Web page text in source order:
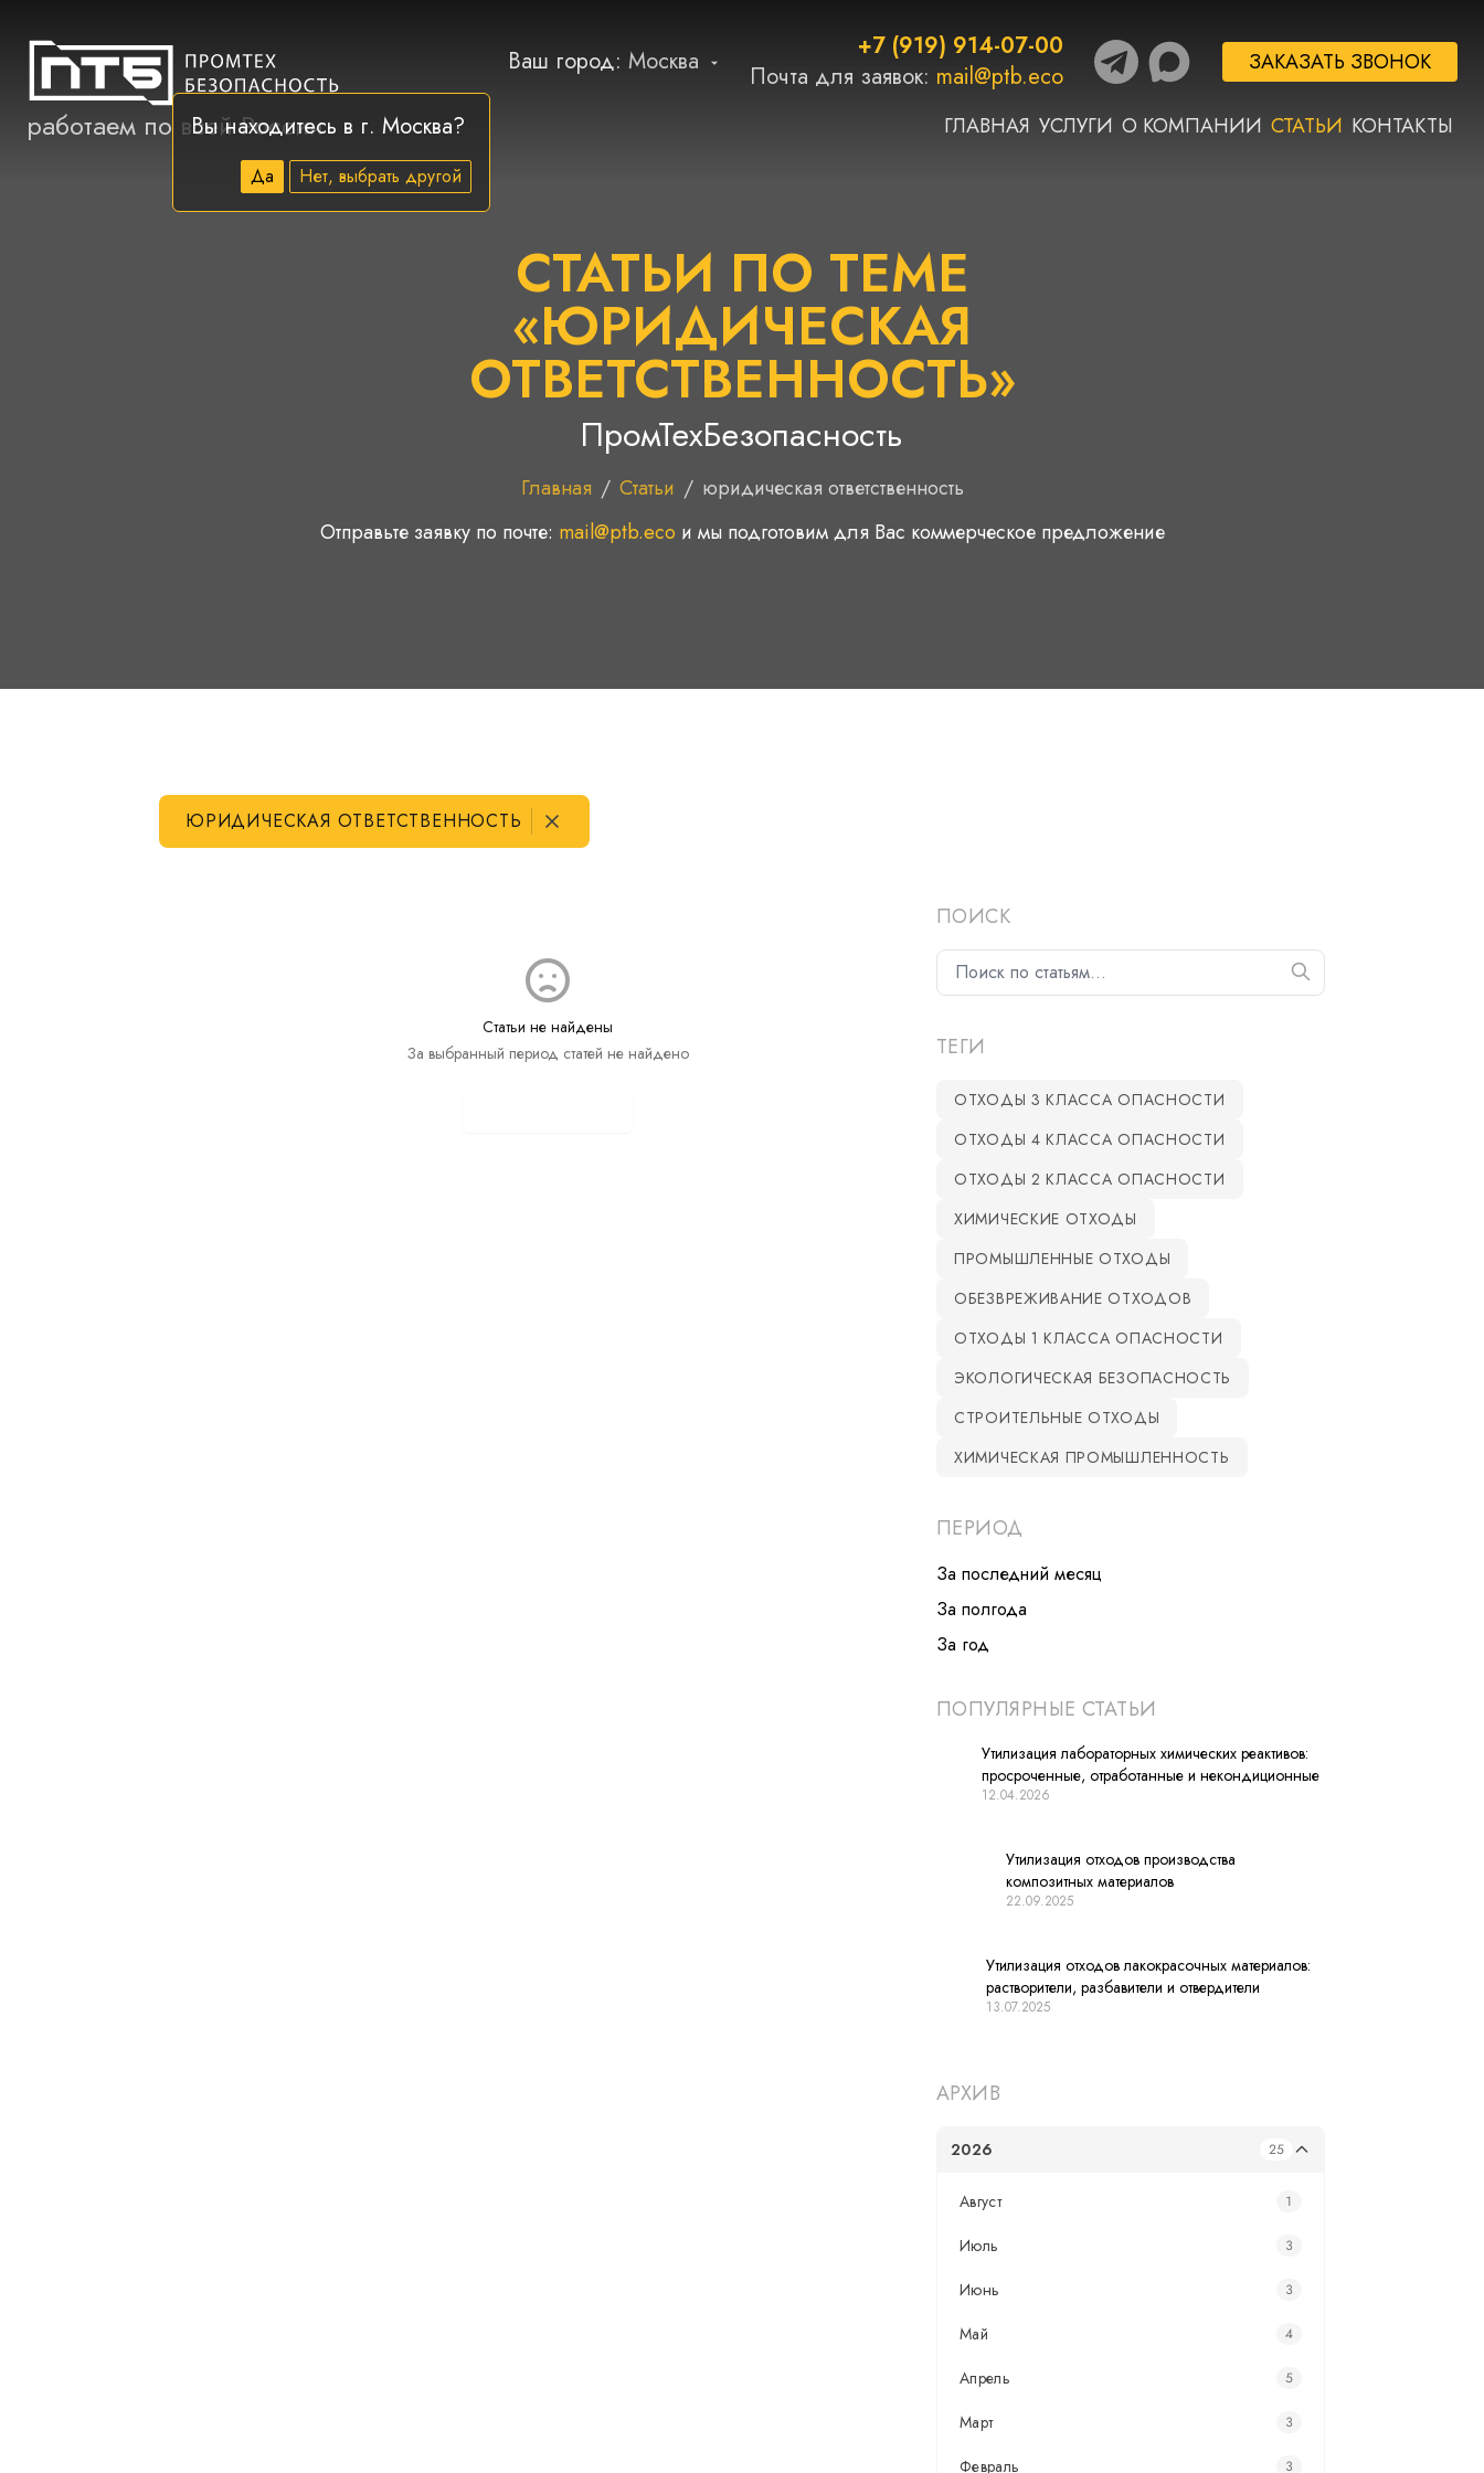
работаем по всей России
Ваш город: Москва
Вы находитесь в г. Москва?
Да Нет, выбрать другой
+7 (919) 914-07-00
Почта для заявок: mail@ptb.eco ЗАКАЗАТЬ ЗВОНОК
ГЛАВНАЯ УСЛУГИ О КОМПАНИИ СТАТЬИ КОНТАКТЫ
СТАТЬИ ПО ТЕМЕ
«ЮРИДИЧЕСКАЯ
ОТВЕТСТВЕННОСТЬ»
ПромТехБезопасность
Главная / Статьи / юридическая ответственность
Отправьте заявку по почте: mail@ptb.eco и мы подготовим для Вас коммерческое предложение
ЮРИДИЧЕСКАЯ ОТВЕТСТВЕННОСТЬ
Статьи не найдены
За выбранный период статей не найдено
ПОИСК
ТЕГИ
ОТХОДЫ 3 КЛАССА ОПАСНОСТИ
ОТХОДЫ 4 КЛАССА ОПАСНОСТИ
ОТХОДЫ 2 КЛАССА ОПАСНОСТИ
ХИМИЧЕСКИЕ ОТХОДЫ
ПРОМЫШЛЕННЫЕ ОТХОДЫ
ОБЕЗВРЕЖИВАНИЕ ОТХОДОВ
ОТХОДЫ 1 КЛАССА ОПАСНОСТИ
ЭКОЛОГИЧЕСКАЯ БЕЗОПАСНОСТЬ
СТРОИТЕЛЬНЫЕ ОТХОДЫ
ХИМИЧЕСКАЯ ПРОМЫШЛЕННОСТЬ
ПЕРИОД
За последний месяц
За полгода
За год
ПОПУЛЯРНЫЕ СТАТЬИ
Утилизация лабораторных химических реактивов:
просроченные, отработанные и некондиционные
12.04.2026
Утилизация отходов производства
композитных материалов
22.09.2025
Утилизация отходов лакокрасочных материалов:
растворители, разбавители и отвердители
13.07.2025
АРХИВ
2026 25
Август 1
Июль 3
Июнь 3
Май 4
Апрель 5
Март 3
Февраль 3